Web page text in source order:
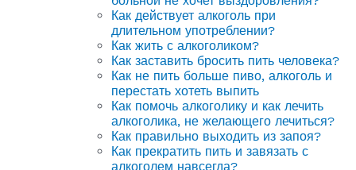
Как действует алкоголь при
длительном употреблении?
Как жить с алкоголиком?
Как заставить бросить пить человека?
Как не пить больше пиво, алкоголь и
перестать хотеть выпить
Как помочь алкоголику и как лечить
алкоголика, не желающего лечиться?
Как правильно выходить из запоя?
Как прекратить пить и завязать с
алкоголем навсегда?